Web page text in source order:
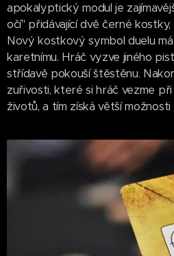
apokalyptický modul je
očí" přidávající dvě černé kostky,
Nový kostkový symbol duelu
karetnímu. Hráč vyzve jiného
střídavě pokouší štěstěnu.
zuřivosti, které si hráč vezme
životů, a tím získá větší